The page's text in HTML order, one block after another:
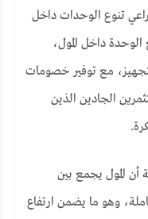
تنوع الوحدات داخل
داخل المول،
مع توفير خصومات
الجادين الذين
المول يجمع بين
وهو ما يضمن ارتفاع